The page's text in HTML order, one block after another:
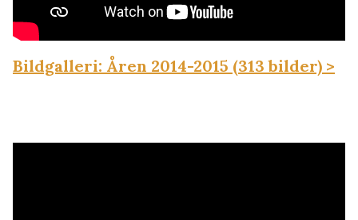
Bildgalleri: Åren 2014-2015 (313 bilder) >